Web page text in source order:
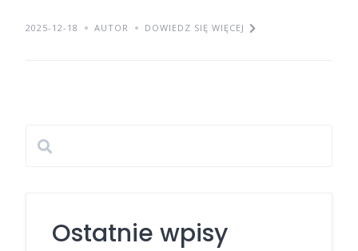
2025-12-18 AUTOR DOWIEDZ SIĘ WIĘCEJ
Ostatnie wpisy